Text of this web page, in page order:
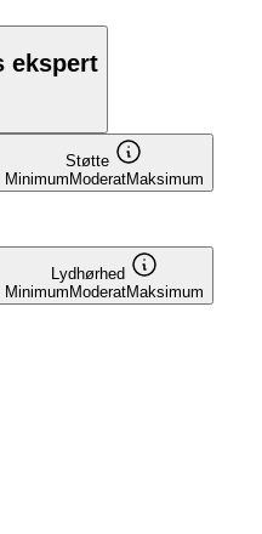
ekspert
Støtte
Minimum ModeratMaksimum
Lydhørhed
Minimum ModeratMaksimum